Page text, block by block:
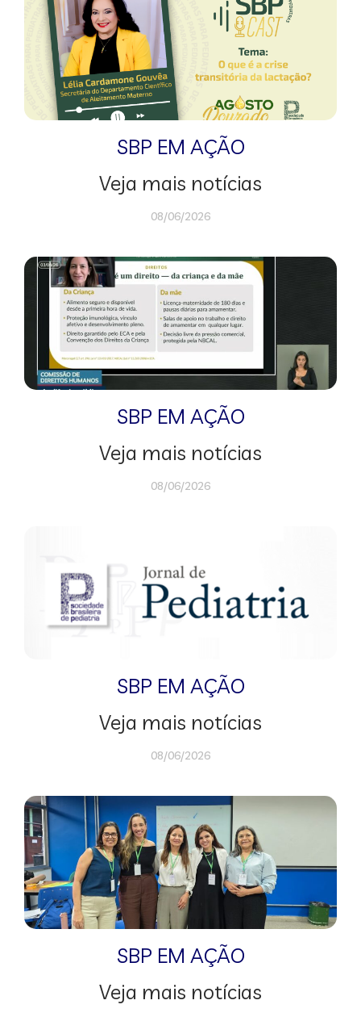
SBP EM AÇÃO
Veja mais notícias
08/06/2026
SBP EM AÇÃO
Veja mais notícias
08/06/2026
SBP EM AÇÃO
Veja mais notícias
08/06/2026
SBP EM AÇÃO
Veja mais notícias